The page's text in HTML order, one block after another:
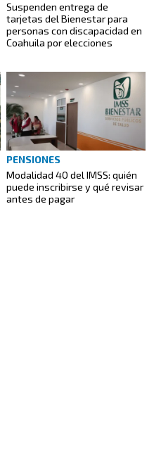
Suspenden entrega de
tarjetas del Bienestar para
personas con discapacidad en
Coahuila por elecciones
PENSIONES
Modalidad 40 del IMSS: quién
puede inscribirse y qué revisar
antes de pagar